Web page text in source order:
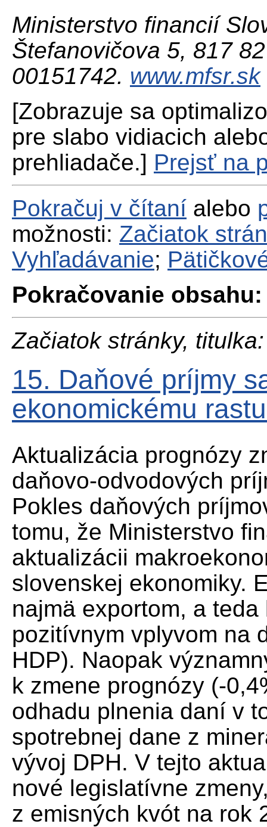
Ministerstvo financií
Štefanovičova 5, 817
00151742. www.mfsr.sk
[Zobrazuje sa
pre slabo vidiacich
prehliadače.] Prejsť na
Pokračuj v čítaní alebo
možnosti: Začiatok
Vyhľadávanie;
Pokračovanie obsahu:
Začiatok stránky, titulka:
15. Daňové príjmy
ekonomickému
Aktualizácia prognózy
daňovo-odvodových
Pokles daňových
tomu, že Ministerstvo
aktualizácii
slovenskej ekonomiky.
najmä exportom, a
pozitívnym vplyvom na
HDP). Naopak
k zmene prognózy (-
odhadu plnenia daní v
spotrebnej dane z
vývoj DPH. V tejto
nové legislatívne
z emisných kvót na rok